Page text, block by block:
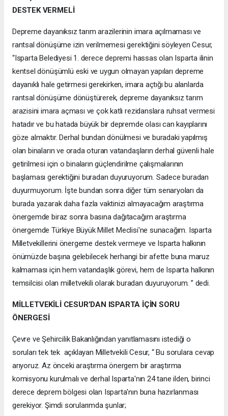
DESTEK VERMELİ
Depreme dayanıksız tarım arazilerinin imara açılmaması ve
rantsal dönüşüme izin verilmemesi gerektiğini söyleyen Cesur,
“Isparta Belediyesi 1. derece depremi hassas olan Isparta ilinin
kentsel dönüşümlü eski ve uygun olmayan yapıları depreme
dayanıklı hale getirmesi gerekirken, imara açtığı bu alanlarda
rantsal dönüşüme dönüştürerek, depreme dayanıksız tarım
arazisini imara açması ve çok katlı rezidanslara ruhsat vermesi
hatadır ve bu hatada büyük bir depremde olası can kayıplarını
göze almaktır. Derhal bundan dönülmesi ve buradaki yapılmış
olan binaların ve orada oturan vatandaşların derhal güvenli hale
getirilmesi için o binaların güçlendirilme çalışmalarının
başlaması gerektiğini buradan duyuruyorum. Sadece buradan
duyurmuyorum. İşte bundan sonra diğer tüm senaryoları da
burada yazarak daha fazla vaktinizi almayacağım araştırma
önergemde biraz sonra basına dağıtacağım araştırma
önergemde Türkiye Büyük Millet Meclisi'ne sunacağım. Isparta
Milletvekillerini önergeme destek vermeye ve Isparta halkının
önümüzde başına gelebilecek herhangi bir afette buna maruz
kalmaması için hem vatandaşlık görevi, hem de Isparta halkının
temsilcisi olan milletvekili olarak buradan duyuruyorum. ” dedi.
MİLLETVEKİLİ CESUR’DAN ISPARTA İÇİN SORU
ÖNERGESİ
Çevre ve Şehircilik Bakanlığından yanıtlamasını istediği o
soruları tek tek açıklayan Milletvekili Cesur, “ Bu sorulara cevap
arıyoruz. Az önceki araştırma önergem bir araştırma
komisyonu kurulmalı ve derhal Isparta'nın 24 tane ilden, birinci
derece deprem bölgesi olan Isparta'nın buna hazırlanması
gerekiyor. Şimdi sorularımda şunlar;